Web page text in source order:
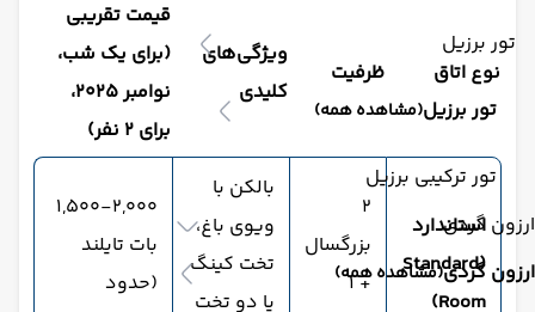
تور برزیل
تور برزیل(مشاهده همه)
تور ترکیبی برزیل
ارزون گردی
ارزون گردی(مشاهده همه)
نوع اتاق ظرفیت
ویژگی‌های
کلیدی
قیمت تقریبی
(برای یک شب،
نوامبر ۲۰۲۵،
برای ۲ نفر)
استاندارد
(Standard
Room)
۲
بزرگسال
+ ۱
بالکن با
ویوی باغ،
تخت کینگ
یا دو تخت
۱,۵۰۰-۲,۰۰۰
بات تایلند
(حدود